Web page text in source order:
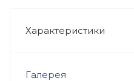
Характеристики
Галерея